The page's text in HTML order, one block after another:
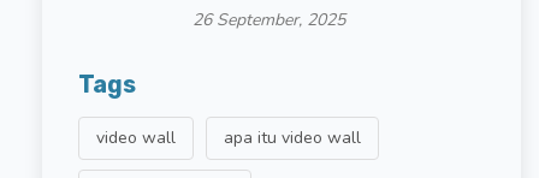
26 September, 2025
Tags
video wall apa itu video wall